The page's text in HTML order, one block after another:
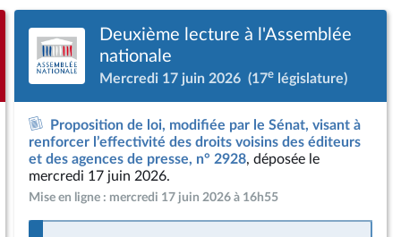
Deuxième lecture à l'Assemblée
nationale
Mercredi 17 juin 2026 (17elégislature)
Proposition de loi, modifiée par le Sénat, visant à
renforcer l’effectivité des droits voisins des éditeurs
et des agences de presse, n° 2928, déposée le
mercredi 17 juin 2026.
Mise en ligne : mercredi 17 juin 2026 à 16h55